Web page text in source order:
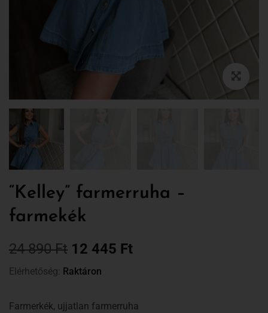
“Kelley” farmerruha –
farmekék
24 890Ft 12 445 Ft
Elérhetőség: Raktáron
Farmerkék, ujjatlan farmerruha